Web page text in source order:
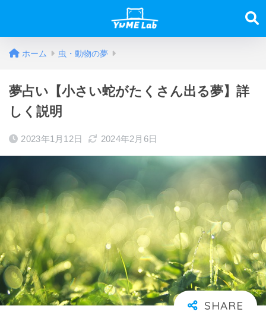
ホーム 虫・動物の夢
夢占い【小さい蛇がたくさん出る夢】詳
しく説明
2023年1月12日 2024年2月6日